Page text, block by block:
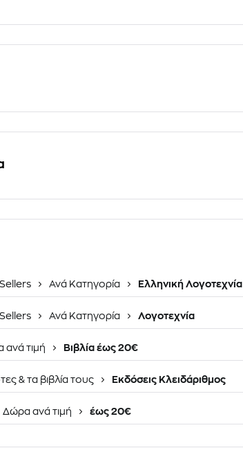
Ανά Κατηγορία Ελληνική Λογοτεχνία
Ανά Κατηγορία Λογοτεχνία
ανά τιμή Βιβλία έως 20€
& τα βιβλία τους Εκδόσεις Κλειδάριθμος
Δώρα ανά τιμή έως 20€